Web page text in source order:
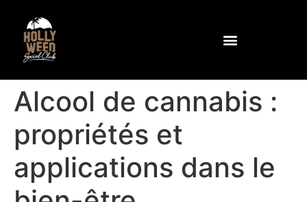
Alcool de cannabis :
propriétés et
applications dans le